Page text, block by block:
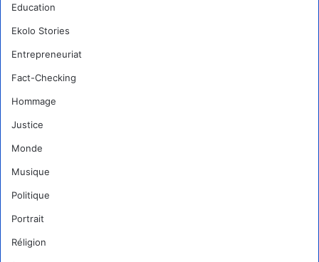
Education
Ekolo Stories
Entrepreneuriat
Fact-Checking
Hommage
Justice
Monde
Musique
Politique
Portrait
Réligion